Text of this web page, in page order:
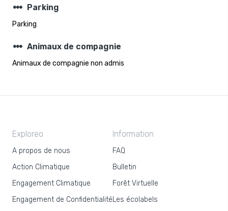
steppers Parking
Parking
steppers Animaux de compagnie
Animaux de compagnie non admis
Exploreo
A propos de nous
Action Climatique
Engagement Climatique
Engagement de Confidentialité
Information
FAQ
Bulletin
Forêt Virtuelle
Les écolabels